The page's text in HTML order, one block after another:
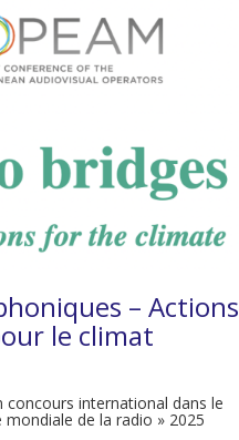
– Actions
le climat
concours international dans le
mondiale de la radio » 2025